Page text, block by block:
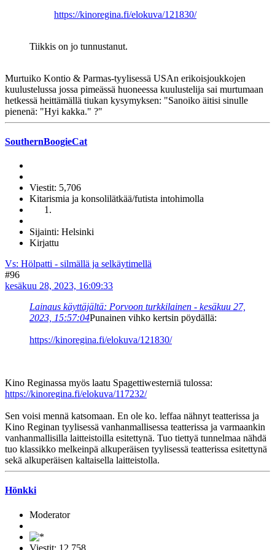
https://kinoregina.fi/elokuva/121830/
Tiikkis on jo tunnustanut.
Murtuiko Kontio & Parmas-tyylisessä USAn erikoisjoukkojen
kuulustelussa jossa pimeässä huoneessa kuulustelija sai murtumaan
hetkessä heittämällä tiukan kysymyksen: "Sanoiko äitisi sinulle
pienenä: "Hyi kakka." ?"
SouthernBoogieCat
Viestit: 5,706
Kitarismia ja konsolilätkää/futista intohimolla
Sijainti: Helsinki
Kirjattu
Vs: Hölpatti - silmällä ja selkäytimellä
#96
kesäkuu 28, 2023, 16:09:33
Lainaus käyttäjältä: Porvoon turkkilainen - kesäkuu 27,
2023, 15:57:04Punainen vihko kertsin pöydällä:
https://kinoregina.fi/elokuva/121830/
Kino Reginassa myös laatu Spagettiwesterniä tulossa:
https://kinoregina.fi/elokuva/117232/
Sen voisi mennä katsomaan. En ole ko. leffaa nähnyt teatterissa ja
Kino Reginan tyylisessä vanhanmallisessa teatterissa ja varmaankin
vanhanmallisilla laitteistoilla esitettynä. Tuo tiettyä tunnelmaa nähdä
tuo klassikko melkeinpä alkuperäisen tyylisessä teatterissa esitettynä
sekä alkuperäisen kaltaisella laitteistolla.
Hönkki
Moderator
Viestit: 12,758